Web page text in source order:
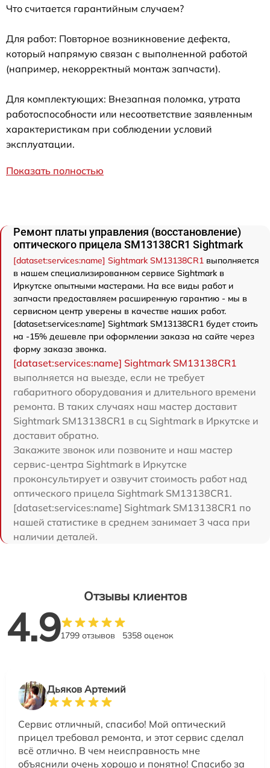
Что считается гарантийным случаем?
Для работ: Повторное возникновение дефекта,
который напрямую связан с выполненной работой
(например, некорректный монтаж запчасти).
Для комплектующих: Внезапная поломка, утрата
работоспособности или несоответствие заявленным
характеристикам при соблюдении условий
эксплуатации.
Показать полностью
Ремонт платы управления (восстановление)
оптического прицела SM13138CR1 Sightmark
[dataset:services:name] Sightmark SM13138CR1 выполняется
в нашем специализированном сервисе Sightmark в
Иркутске опытными мастерами. На все виды работ и
запчасти предоставляем расширенную гарантию - мы в
сервисном центр уверены в качестве наших работ.
[dataset:services:name] Sightmark SM13138CR1 будет стоить
на -15% дешевле при оформлении заказа на сайте через
форму заказа звонка.
[dataset:services:name] Sightmark SM13138CR1
выполняется на выезде, если не требует
габаритного оборудования и длительного времени
ремонта. В таких случаях наш мастер доставит
Sightmark SM13138CR1 в сц Sightmark в Иркутске и
доставит обратно.
Закажите звонок или позвоните и наш мастер
сервис-центра Sightmark в Иркутске
проконсультирует и озвучит стоимость работ над
оптического прицела Sightmark SM13138CR1.
[dataset:services:name] Sightmark SM13138CR1 по
нашей статистике в среднем занимает 3 часа при
наличии деталей.
Отзывы клиентов
4.91799 отзывов 5358 оценок
Дьяков Артемий
Сервис отличный, спасибо! Мой оптический
прицел требовал ремонта, и этот сервис сделал
всё отлично. В чем неисправность мне
объяснили очень хорошо и понятно! Спасибо за